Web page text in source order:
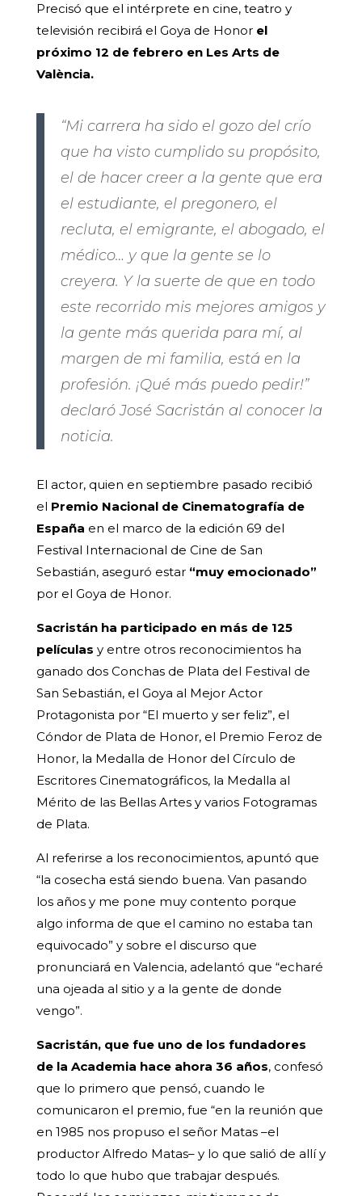
Precisó que el intérprete en cine, teatro y
televisión recibirá el Goya de Honor el
próximo 12 de febrero en Les Arts de
València.
“Mi carrera ha sido el gozo del crío
que ha visto cumplido su propósito,
el de hacer creer a la gente que era
el estudiante, el pregonero, el
recluta, el emigrante, el abogado, el
médico… y que la gente se lo
creyera. Y la suerte de que en todo
este recorrido mis mejores amigos y
la gente más querida para mí, al
margen de mi familia, está en la
profesión. ¡Qué más puedo pedir!”
declaró José Sacristán al conocer la
noticia.
El actor, quien en septiembre pasado recibió
el Premio Nacional de Cinematografía de
España en el marco de la edición 69 del
Festival Internacional de Cine de San
Sebastián, aseguró estar “muy emocionado”
por el Goya de Honor.
Sacristán ha participado en más de 125
películas y entre otros reconocimientos ha
ganado dos Conchas de Plata del Festival de
San Sebastián, el Goya al Mejor Actor
Protagonista por “El muerto y ser feliz”, el
Cóndor de Plata de Honor, el Premio Feroz de
Honor, la Medalla de Honor del Círculo de
Escritores Cinematográficos, la Medalla al
Mérito de las Bellas Artes y varios Fotogramas
de Plata.
Al referirse a los reconocimientos, apuntó que
“la cosecha está siendo buena. Van pasando
los años y me pone muy contento porque
algo informa de que el camino no estaba tan
equivocado” y sobre el discurso que
pronunciará en Valencia, adelantó que “echaré
una ojeada al sitio y a la gente de donde
vengo”.
Sacristán, que fue uno de los fundadores
de la Academia hace ahora 36 años, confesó
que lo primero que pensó, cuando le
comunicaron el premio, fue “en la reunión que
en 1985 nos propuso el señor Matas –el
productor Alfredo Matas– y lo que salió de allí y
todo lo que hubo que trabajar después.